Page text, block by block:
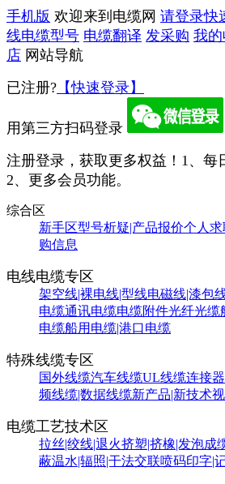
手机版 欢迎来到电缆网 请登录快
线电缆型号 电缆翻译 发采购 我
店 网站导航
已注册? 【快速登录】
用第三方扫码登录
注册登录，获取更多权益！ 1、每
2、更多会员功能。
综合区
新手区型号析疑|产品报价个人求
购信息
电线电缆专区
架空线|裸电线|型线电磁线|漆包
电缆通讯电缆电缆附件光纤光缆
电缆船用电缆|港口电缆
特殊线缆专区
国外线缆汽车线缆UL线缆连接
频线缆|数据线缆新产品|新技术
电缆工艺技术区
拉丝|绞线|退火挤塑|挤橡|发泡成
蔽温水|辐照|干法交联喷码印字|